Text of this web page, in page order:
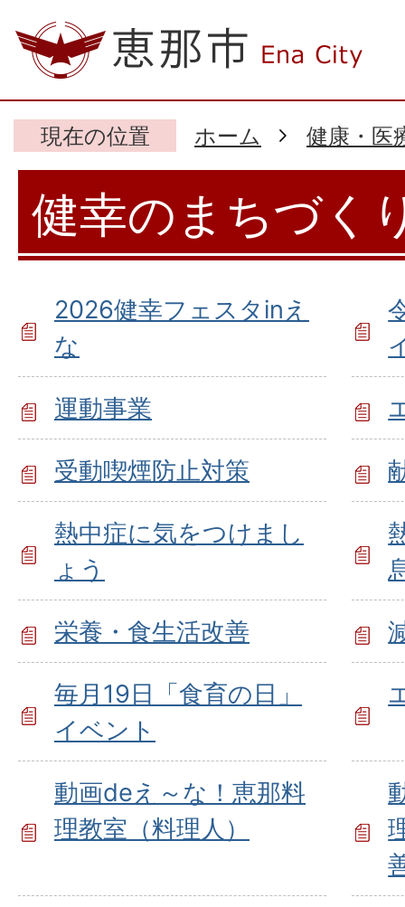
現在の位置 ホーム 健康・医
健幸のまちづく
2026健幸フェスタinえ
な
運動事業
受動喫煙防止対策
熱中症に気をつけまし
ょう
栄養・食生活改善
毎月19日「食育の日」
イベント
動画deえ～な！恵那料
理教室（料理人）